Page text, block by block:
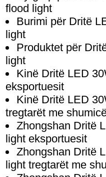
flood light
Burimi për Dritë
light
Produktet për
light
Kinë Dritë LED
eksportuesit
Kinë Dritë LED
tregtarët me
Zhongshan Dritë
light eksportuesit
Zhongshan Dritë
light tregtarët me